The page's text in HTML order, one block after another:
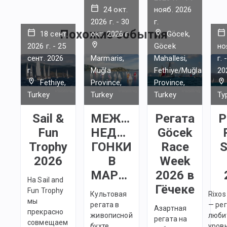
в дело,
вы
заняты
победу
мед.
море.
начать
на все
экипажа
чтобы
до
Одежда:
•
штаны
шорты;
кофта с
белье и
•
• Для
мы
кофту с
Похожие события
18 сент.
2026 г. - 25
сент. 2026
г.
Fethiye,
Turkey
Sail &
Fun
Trophy
2026
На Sail and
Fun Trophy
мы
прекрасно
совмещаем
24 окт.
2026 г. - 30
окт. 2026 г.
Marmaris,
Muğla
Province,
Turkey
МЕЖДУНАРОДНАЯ
НЕДЕЛЯ
ГОНКИ
В
МАРМАРИСЕ
Культовая
регата в
живописной
нояб. 2026
г.
Göcek,
Göcek
Mahallesi,
Fethiye/Muğla
Province,
Turkey
Регата
Göcek
Race
Week
2026 в
Гёчеке
Азартная
регата на
г. -
—